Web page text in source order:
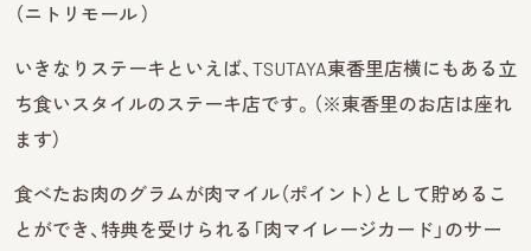
（ニトリモール ）
いきなりステーキといえば、TSUTAYA東香里店横にもある立
ち食いスタイルのステーキ店です。（※東香里のお店は座れ
ます）
食べたお肉のグラムが肉マイル（ポイント）として貯めるこ
とができ、特典を受けられる「肉マイレージカード」のサー